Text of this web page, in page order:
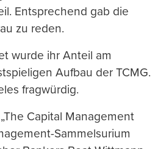
Entsprechend gab die
zu reden.
wurde ihr Anteil am
Aufbau der TCMG.
fragwürdig.
Capital Management
Sammelsurium